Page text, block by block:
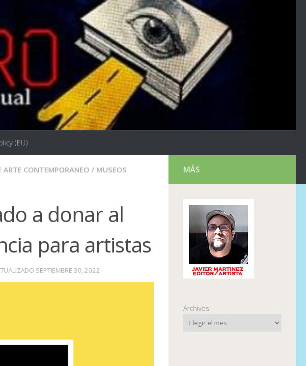
(EU)
ARTE CONTEMPORANEO / MUSEOS
a donar al
para artistas
SEPTIEMBRE 30, 2022
MÁS
Archivos